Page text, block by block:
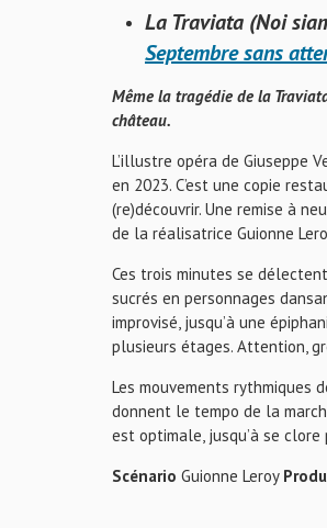
La Traviata (Noi
Septembre sans
Même la tragédie de la
château.
L’illustre opéra de Giuseppe
en 2023. C’est une copie
(re)découvrir. Une remise à
de la réalisatrice Guionne
Ces trois minutes se
sucrés en personnages
improvisé, jusqu’à une
plusieurs étages. Attention,
Les mouvements rythmiques
donnent le tempo de la
est optimale, jusqu’à se
Scénario Guionne Leroy